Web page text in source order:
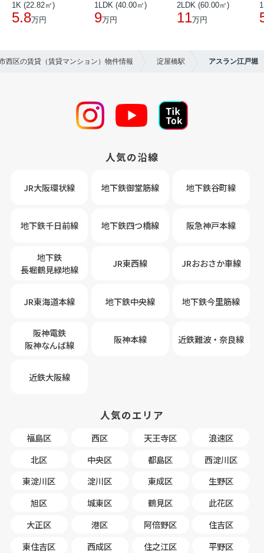
1K (22.82㎡)
5.8万円
1LDK (40.00㎡)
9万円
2LDK (60.00㎡)
11万円
西区の賃貸（賃貸マンション）物件情報 淀屋橋駅 アスラン江戸堀
人気の沿線
JR大阪環状線 地下鉄御堂筋線 地下鉄谷町線
地下鉄千日前線 地下鉄四つ橋線 阪急神戸本線
地下鉄
長堀鶴見緑地線
JR東西線 JRおおさか車線
JR東海道本線 地下鉄中央線 地下鉄今里筋線
阪神電鉄
阪神なんば線
阪神本線 近鉄難波・奈良線
近鉄大阪線
人気のエリア
福島区 西区 天王寺区
浪速区
北区
中央区 都島区
西淀川区
東淀川区
淀川区 東成区
生野区
旭区
城東区 鶴見区
此花区
大正区
港区 阿倍野区
住吉区
東住吉区
西成区 住之江区 平野区